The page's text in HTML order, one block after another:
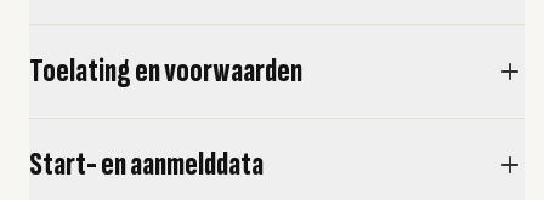
Toelating en voorwaarden
Start- en aanmelddata